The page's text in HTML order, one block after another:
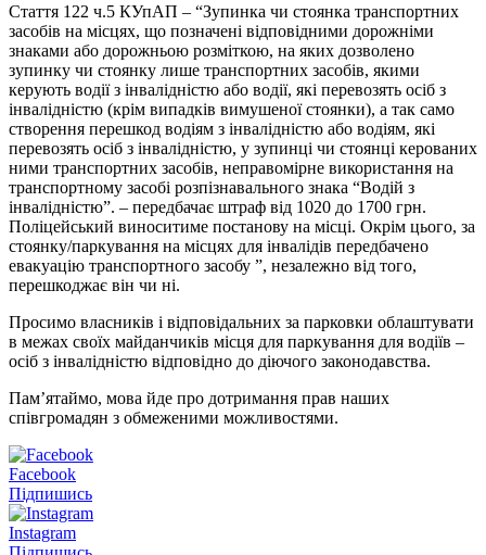
Стаття 122 ч.5 КУпАП – “Зупинка чи стоянка транспортних
засобів на місцях, що позначені відповідними дорожніми
знаками або дорожньою розміткою, на яких дозволено
зупинку чи стоянку лише транспортних засобів, якими
керують водії з інвалідністю або водії, які перевозять осіб з
інвалідністю (крім випадків вимушеної стоянки), а так само
створення перешкод водіям з інвалідністю або водіям, які
перевозять осіб з інвалідністю, у зупинці чи стоянці керованих
ними транспортних засобів, неправомірне використання на
транспортному засобі розпізнавального знака “Водій з
інвалідністю”. – передбачає штраф від 1020 до 1700 грн.
Поліцейський виноситиме постанову на місці. Окрім цього, за
стоянку/паркування на місцях для інвалідів передбачено
евакуацію транспортного засобу ”, незалежно від того,
перешкоджає він чи ні.
Просимо власників і відповідальних за парковки облаштувати
в межах своїх майданчиків місця для паркування для водіїв –
осіб з інвалідністю відповідно до діючого законодавства.
Пам’ятаймо, мова йде про дотримання прав наших
співгромадян з обмеженими можливостями.
Facebook
Підпишись
Instagram